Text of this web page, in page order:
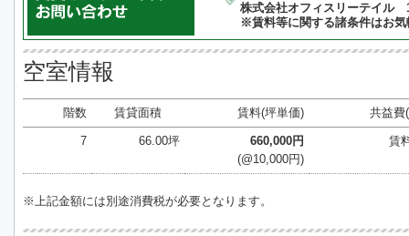
株式会社オフィスリーテイル
※賃料等に関する諸条件はお
空室情報
階数 賃貸面積 賃料(坪単価) 共益費
7 66.00坪
660,000円
(@10,000円)
賃
※上記金額には別途消費税が必要となります。